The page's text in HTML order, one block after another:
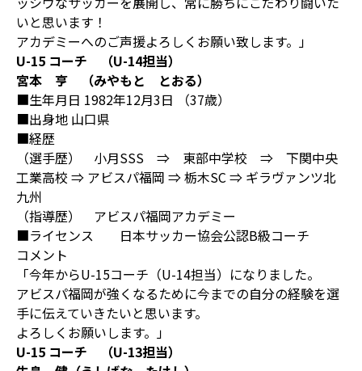
いと思います！
アカデミーへのご声援よろしくお願い致します。」
U-15 コーチ （U-14担当）
宮本 亨 （みやもと とおる）
■生年月日 1982年12月3日 （37歳）
■出身地 山口県
■経歴
（選手歴） 小月SSS ⇒ 東部中学校 ⇒ 下関中央
工業高校 ⇒ アビスパ福岡 ⇒ 栃木SC ⇒ ギラヴァンツ北
九州
（指導歴） アビスパ福岡アカデミー
■ライセンス 日本サッカー協会公認B級コーチ
コメント
「今年からU-15コーチ（U-14担当）になりました。
アビスパ福岡が強くなるために今までの自分の経験を選
手に伝えていきたいと思います。
よろしくお願いします。」
U-15 コーチ （U-13担当）